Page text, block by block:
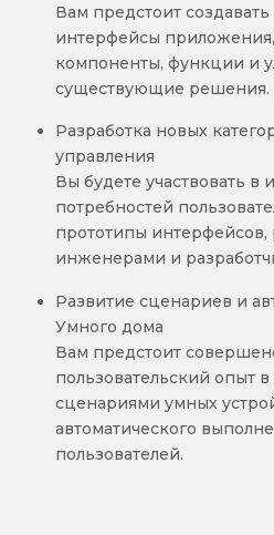
Вам предстоит
интерфейсы
компоненты, функции и
существующие решения.
Разработка новых
управления
Вы будете участвовать в
потребностей
прототипы интерфейсов,
инженерами и
Развитие сценариев и
Умного дома
Вам предстоит
пользовательский опыт
сценариями умных
автоматического
пользователей.